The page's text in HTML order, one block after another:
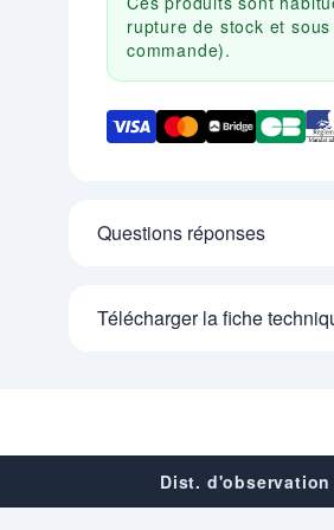
rupture de stock et
commande).
Questions réponses
Télécharger la fiche
Dist. d'observation